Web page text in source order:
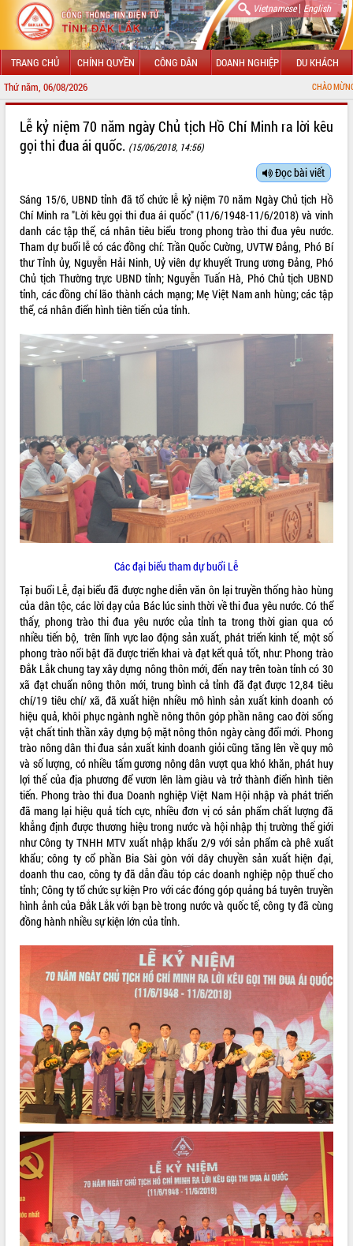
Vietnamese| English
TRANG CHỦ CHÍNH QUYỀN CÔNG DÂN DOANH NGHIỆP DU KHÁCH
Thứ năm, 06/08/2026 CHÀO MỪNG ĐẾN VỚI CỔNG
GIỚI THIỆU
LÃNH ĐẠO UBND TỈNH
SỞ, BAN, NGÀNH
UBND CÁC XÃ, PHƯỜNG
THÔNG TIN CHỈ ĐẠO ĐIỀU HÀNH
HỆ THỐNG VĂN BẢN
VĂN BẢN HĐND TỈNH
VIDEO
Không có file video nào để phát.
ALBUM ẢNH
LIÊN KẾT WEB
THỐNG KÊ TRUY CẬP
Hôm nay: 31666
Tất cả: 66007808
Lễ kỷ niệm 70 năm ngày Chủ tịch Hồ Chí Minh ra lời kêu
gọi thi đua ái quốc. (15/06/2018, 14:56)
Đọc bài viết
Sáng 15/6, UBND tỉnh đã tổ chức lễ kỷ niệm 70 năm Ngày Chủ tịch Hồ
Chí Minh ra "Lời kêu gọi thi đua ái quốc" (11/6/1948-11/6/2018) và vinh
danh các tập thể, cá nhân tiêu biểu trong phong trào thi đua yêu nước.
Tham dự buổi lễ có các đồng chí: Trần Quốc Cường, UVTW Đảng, Phó Bí
thư Tỉnh ủy, Nguyễn Hải Ninh, Uỷ viên dự khuyết Trung ương Đảng, Phó
Chủ tịch Thường trực UBND tỉnh; Nguyễn Tuấn Hà, Phó Chủ tịch UBND
tỉnh, các đồng chí lão thành cách mạng; Mẹ Việt Nam anh hùng; các tập
thể, cá nhân điển hình tiên tiến của tỉnh.
Các đại biểu tham dự buổi Lễ
Tại buổi Lễ, đại biểu đã được nghe diễn văn ôn lại truyền thống hào hùng
của dân tộc, các lời dạy của Bác lúc sinh thời về thi đua yêu nước. Có thể
thấy, phong trào thi đua yêu nước của tỉnh ta trong thời gian qua có
nhiều tiến bộ, trên lĩnh vực lao động sản xuất, phát triển kinh tế, một số
phong trào nổi bật đã được triển khai và đạt kết quả tốt, như: Phong trào
Đắk Lắk chung tay xây dựng nông thôn mới, đến nay trên toàn tỉnh có 30
xã đạt chuẩn nông thôn mới, trung bình cả tỉnh đã đạt được 12,84 tiêu
chí/19 tiêu chí/ xã, đã xuất hiện nhiều mô hình sản xuất kinh doanh có
hiệu quả, khôi phục ngành nghề nông thôn góp phần nâng cao đời sống
vật chất tinh thần xây dựng bộ mặt nông thôn ngày càng đổi mới. Phong
trào nông dân thi đua sản xuất kinh doanh giỏi cũng tăng lên về quy mô
và số lượng, có nhiều tấm gương nông dân vượt qua khó khăn, phát huy
lợi thế của địa phương để vươn lên làm giàu và trở thành điển hình tiên
tiến. Phong trào thi đua Doanh nghiệp Việt Nam Hội nhập và phát triển
đã mang lại hiệu quả tích cực, nhiều đơn vị có sản phẩm chất lượng đã
khẳng định được thương hiệu trong nước và hội nhập thị trường thế giới
như Công ty TNHH MTV xuất nhập khẩu 2/9 với sản phẩm cà phê xuất
khẩu; công ty cổ phần Bia Sài gòn với dây chuyền sản xuất hiện đại,
doanh thu cao, công ty đã dẫn đầu tóp các doanh nghiệp nộp thuế cho
tỉnh; Công ty tổ chức sự kiện Pro với các đóng góp quảng bá tuyên truyền
hình ảnh của Đắk Lắk với bạn bè trong nước và quốc tế, công ty đã cùng
đồng hành nhiều sự kiện lớn của tỉnh.